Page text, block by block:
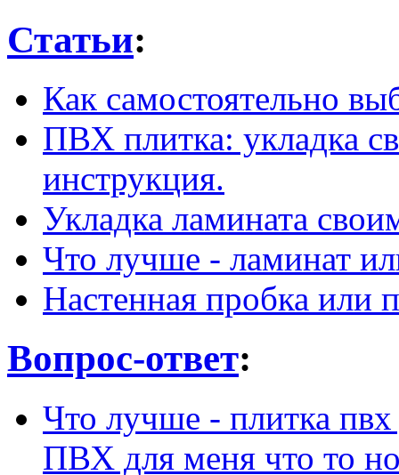
Статьи:
Как самостоятельно
ПВХ плитка: укладка
инструкция.
Укладка ламината
Что лучше - ламинат
Настенная пробка или
Вопрос-ответ:
Что лучше - плитка
ПВХ для меня что то